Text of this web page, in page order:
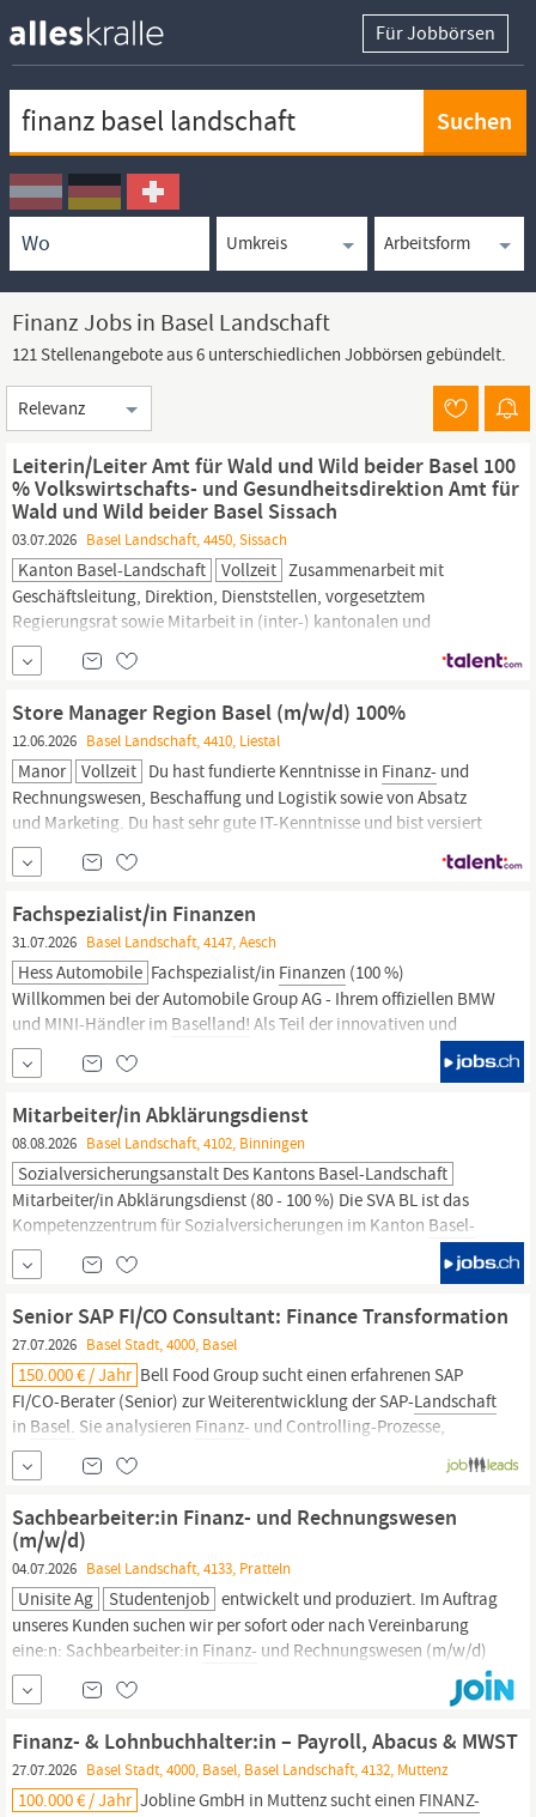
Für Jobbörsen
Ortssuche
Umkreissuche
Arbeitsform
Finanz Jobs in Basel Landschaft
121 Stellenangebote aus 6 unterschiedlichen Jobbörsen gebündelt.
Sortierung
Leiterin/Leiter Amt für Wald und Wild beider Basel 100
% Volkswirtschafts- und Gesundheitsdirektion Amt für
Wald und Wild beider Basel Sissach
03.07.2026 Basel Landschaft, 4450, Sissach
Kanton Basel-Landschaft Vollzeit Zusammenarbeit mit
Geschäftsleitung, Direktion, Dienststellen, vorgesetztem
Regierungsrat sowie Mitarbeit in (inter-) kantonalen und
nationalen Kommissionen, Arbeitsgruppen und Gremien, wie
Kantonaler Führungsstab
Hintergrund: Sie verfügen über ein abgeschlossenes Studium (FH,
HF, universitär)
Store Manager Region Basel (m/w/d) 100%
12.06.2026 Basel Landschaft, 4410, Liestal
Manor Vollzeit Du hast fundierte Kenntnisse in Finanz- und
Rechnungswesen, Beschaffung und Logistik sowie von Absatz
und Marketing. Du hast sehr gute IT-Kenntnisse und bist versiert
im Umgang mit allen gängigen Office-Anwendungen. Du
bestichst durch eine rasche Auffassungsgabe, eine offene Art und
eine positive Ausstrahlung.
Fachspezialist/in Finanzen
31.07.2026 Basel Landschaft, 4147, Aesch
Hess Automobile Fachspezialist/in Finanzen (100 %)
Willkommen bei der Automobile Group AG - Ihrem offiziellen BMW
und MINI-Händler im Baselland! Als Teil der innovativen und
führenden Garagenlandschaft in der Region
sind wir
darauf, alle Dienstleistungen rund um das Auto und Motorrad der
Marken BMW, BMW-Motorrad, Mini und ALPINA...
Mitarbeiter/in Abklärungsdienst
08.08.2026 Basel Landschaft, 4102, Binningen
Sozialversicherungsanstalt Des Kantons Basel-Landschaft
Mitarbeiter/in Abklärungsdienst (80 - 100 %) Die SVA BL ist das
Kompetenzzentrum für Sozialversicherungen im Kanton Basel-
Landschaft.
Sie erfüllt als eigenständiges öffentlich-rechtliches
Unternehmen einen gesetzlichen Auftrag und leistet einen Beitrag
zur sozialen Sicherheit für die Bevölkerung und die Wirtschaft des
Kantons.
Senior SAP FI/CO Consultant: Finance Transformation
27.07.2026 Basel Stadt, 4000, Basel
150.000 € / Jahr Bell Food Group sucht einen erfahrenen SAP
FI/CO-Berater (Senior) zur Weiterentwicklung der SAP-Landschaft
in Basel. Sie analysieren Finanz- und Controlling-Prozesse,
entwickeln Lösungen und begleiten deren Umsetzung unter
wirtschaftlichen Aspekten. Sie verfügen über mehrjährige SAP
Sachbearbeiter:in Finanz- und Rechnungswesen
(m/w/d)
04.07.2026 Basel Landschaft, 4133, Pratteln
Unisite Ag Studentenjob entwickelt und produziert. Im Auftrag
unseres Kunden suchen wir per sofort oder nach Vereinbarung
eine:n: Sachbearbeiter:in Finanz- und Rechnungswesen (m/w/d)
80% Standort: Birsfelden, BL Aufgabenbereich Debitoren-,
Kreditoren- undFinanzbuchhaltung
Durchführung des...
Finanz- & Lohnbuchhalter:in – Payroll, Abacus & MWST
27.07.2026 Basel Stadt, 4000, Basel, Basel Landschaft, 4132, Muttenz
100.000 € / Jahr Jobline GmbH in Muttenz sucht einen FINANZ-